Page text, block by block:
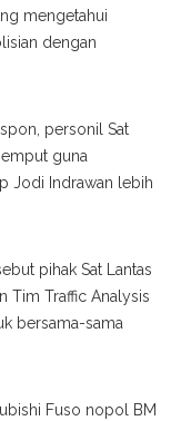
mengetahui
dengan
personil Sat
guna
Jodi Indrawan lebih
pihak Sat Lantas
Tim Traffic Analysis
bersama-sama
Fuso nopol BM